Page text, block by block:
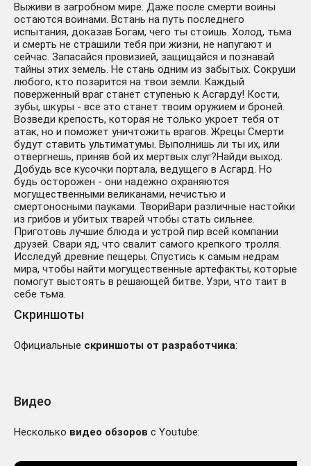
Выживи в загробном мире. Даже после смерти воины
остаются воинами. Встань на путь последнего
испытания, доказав Богам, чего ты стоишь. Холод, тьма
и смерть не страшили тебя при жизни, не напугают и
сейчас. Запасайся провизией, защищайся и познавай
тайны этих земель. Не стань одним из забытых. Сокруши
любого, кто позарится на твои земли. Каждый
поверженный враг станет ступенью к Асгарду! Кости,
зубы, шкуры - все это станет твоим оружием и броней.
Возведи крепость, которая не только укроет тебя от
атак, но и поможет уничтожить врагов. Жрецы Смерти
будут ставить ультиматумы. Выполнишь ли ты их, или
отвергнешь, приняв бой их мертвых слуг?Найди выход.
Добудь все кусочки портала, ведущего в Асгард. Но
будь осторожен - они надежно охраняются
могущественными великанами, нечистью и
смертоносными пауками. ТвориВари различные настойки
из грибов и убитых тварей чтобы стать сильнее.
Приготовь лучшие блюда и устрой пир всей компании
друзей. Свари яд, что свалит самого крепкого тролля.
Исследуй древние пещеры. Спустись к самым недрам
мира, чтобы найти могущественные артефакты, которые
помогут выстоять в решающей битве. Узри, что таит в
себе тьма.
Скриншоты
Официальные скриншоты от разработчика:
Видео
Несколько видео обзоров с Youtube: